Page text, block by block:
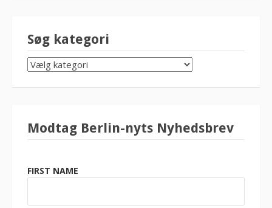
Søg kategori
SØG
KATEGORI
Modtag Berlin-nyts Nyhedsbrev
FIRST NAME